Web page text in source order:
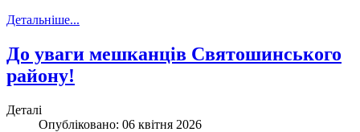
Детальніше...
До уваги мешканців Святошинського
району!
Деталі
Опубліковано: 06 квітня 2026